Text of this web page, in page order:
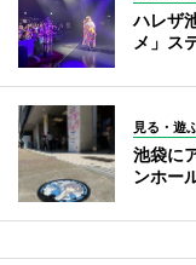
ハレザ
メ」ス
見る・遊
池袋に
ンホー